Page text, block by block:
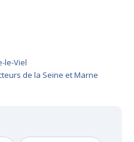
auto avec destruction
auto avec destruction
auto avec destruction
le-Viel
de la Seine et Marne